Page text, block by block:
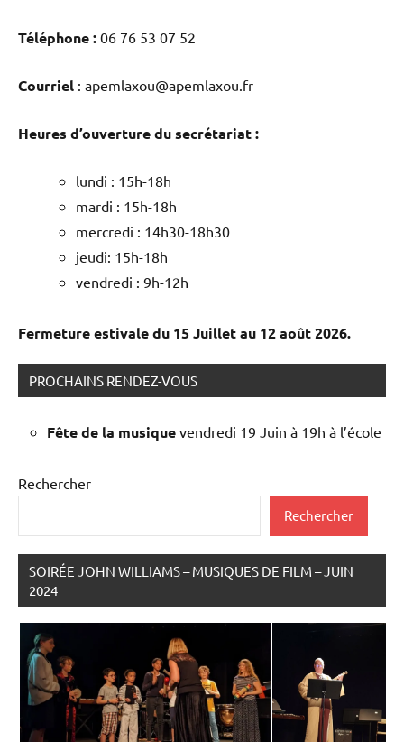
Téléphone : 06 76 53 07 52
Courriel : apemlaxou@apemlaxou.fr
Heures d’ouverture du secrétariat :
lundi : 15h-18h
mardi : 15h-18h
mercredi : 14h30-18h30
jeudi: 15h-18h
vendredi : 9h-12h
Fermeture estivale du 15 Juillet au 12 août 2026.
PROCHAINS RENDEZ-VOUS
Fête de la musique vendredi 19 Juin à 19h à l’école
Rechercher
Rechercher
SOIRÉE JOHN WILLIAMS – MUSIQUES DE FILM – JUIN
2024